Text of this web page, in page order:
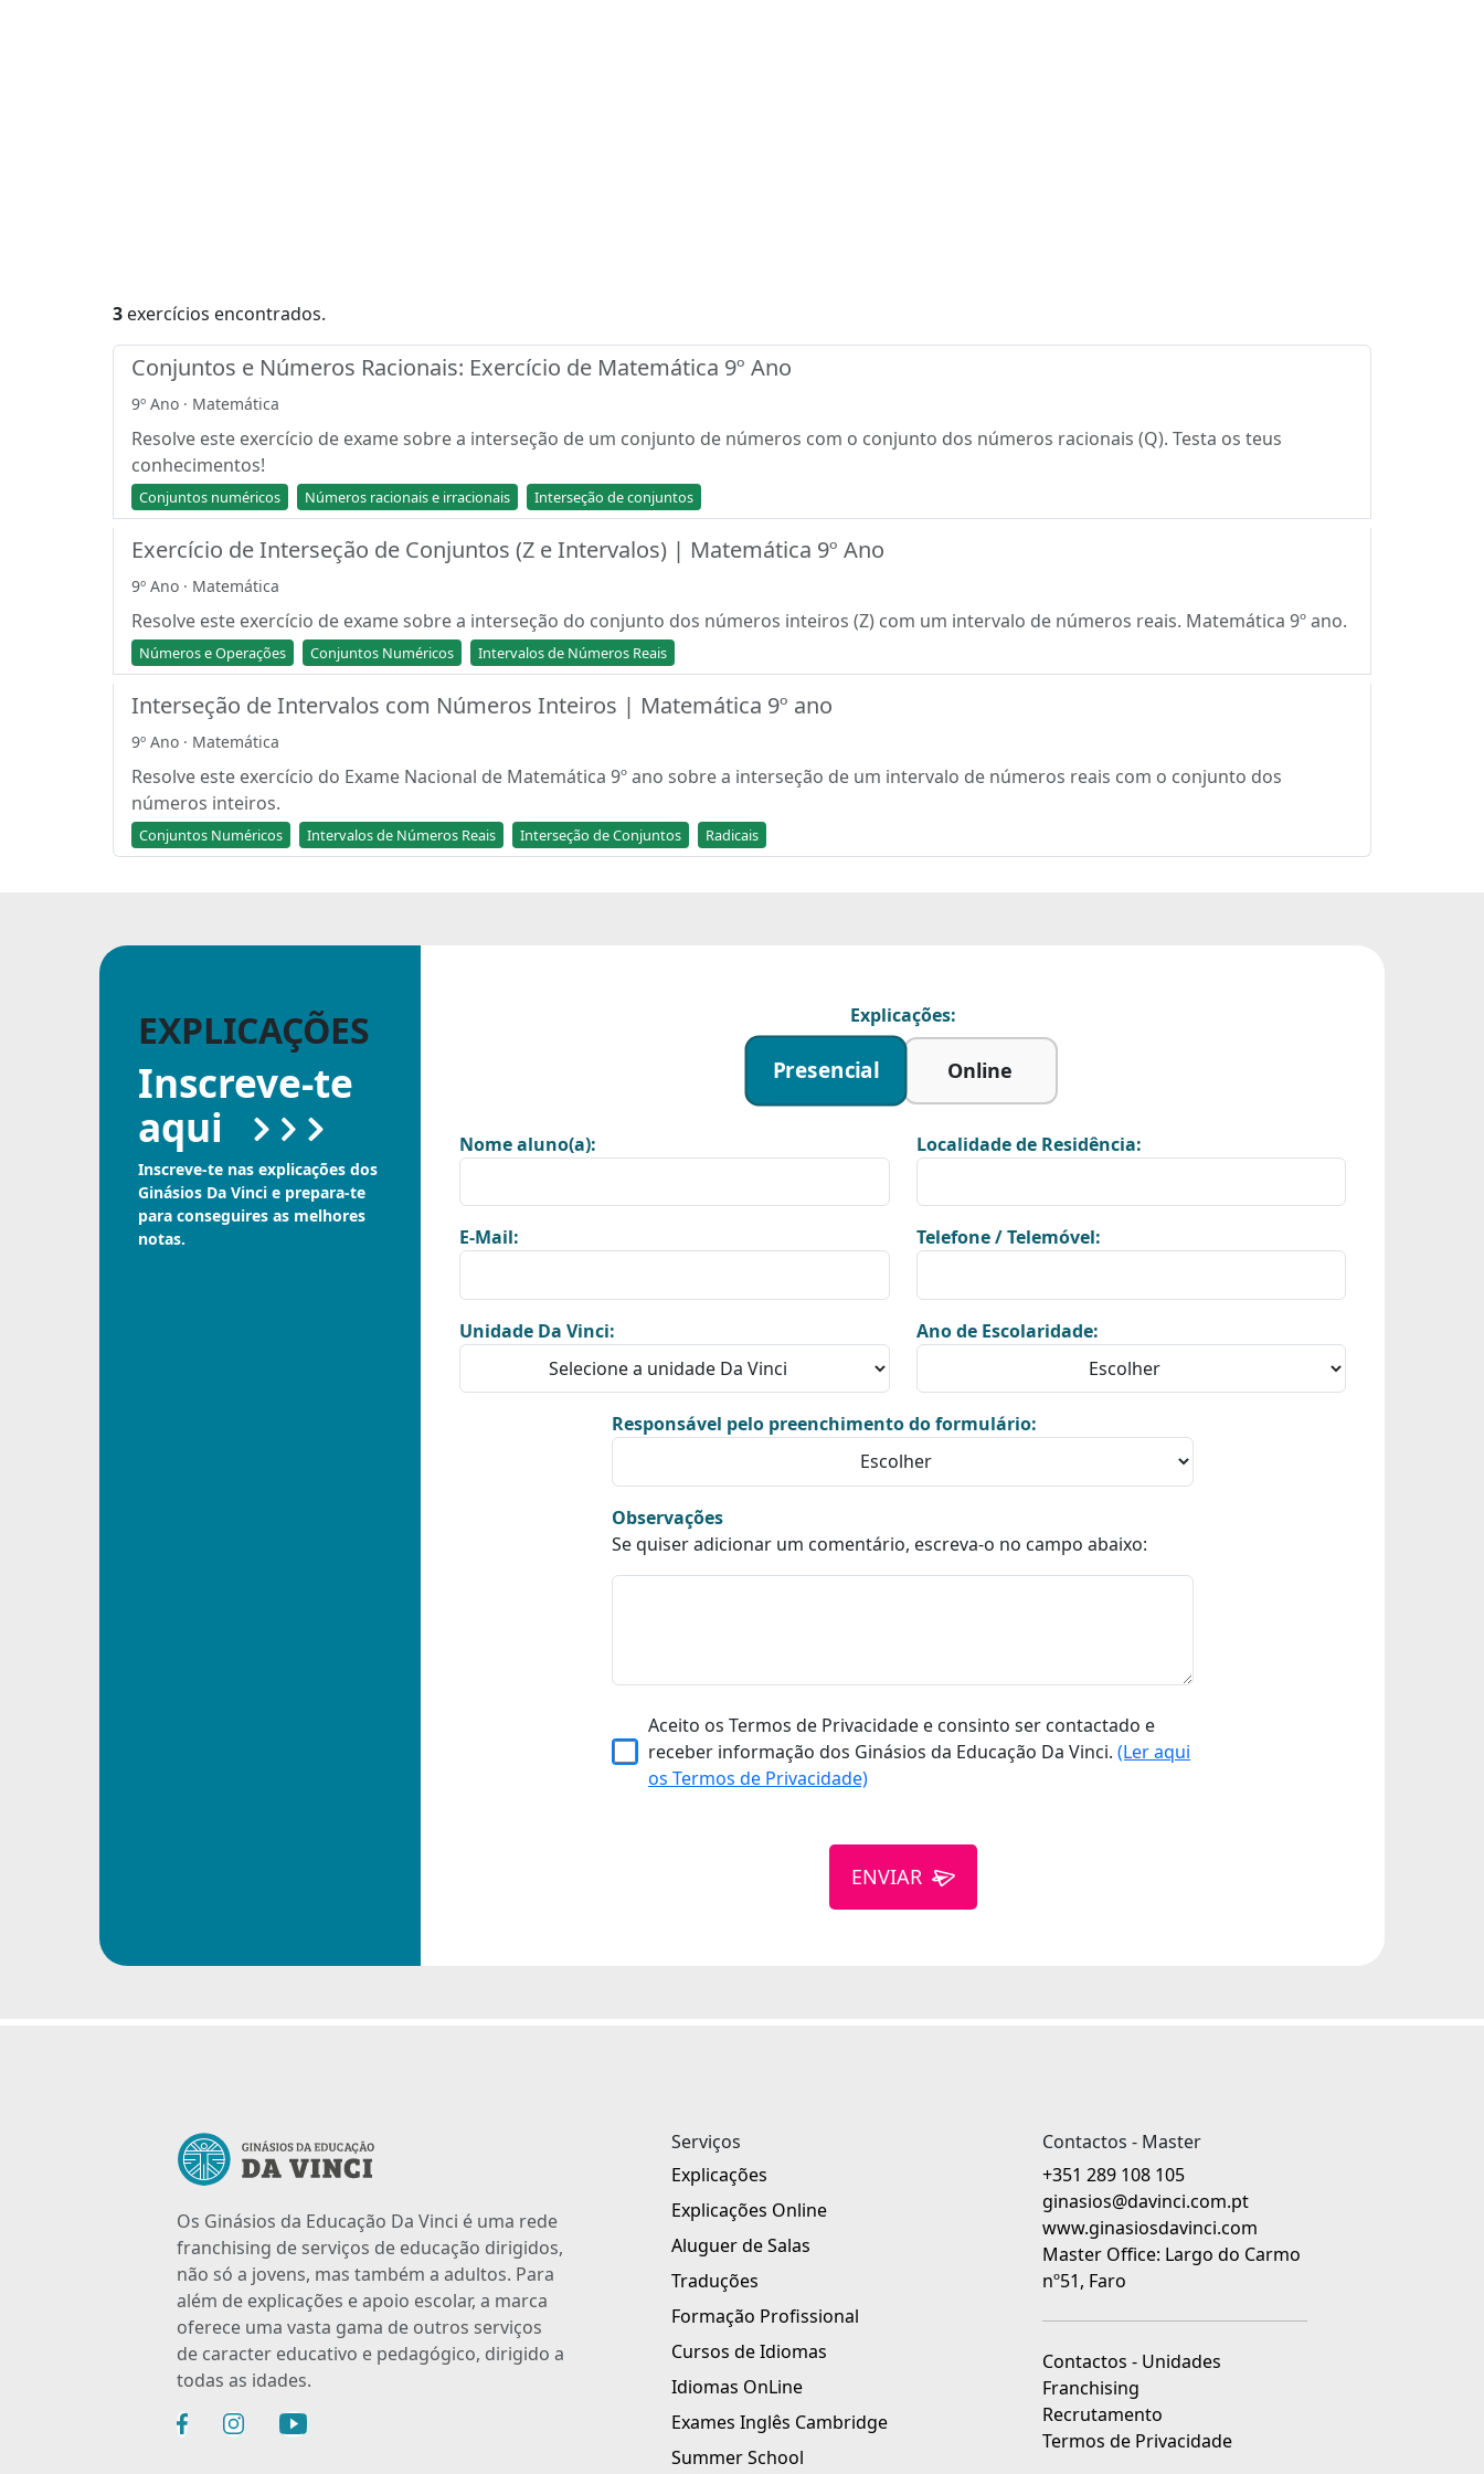
3 exercícios encontrados.
Conjuntos e Números Racionais: Exercício de Matemática 9º Ano
9º Ano · Matemática
Resolve este exercício de exame sobre a interseção de um conjunto de números com o conjunto dos números racionais (Q). Testa os teus
conhecimentos!
Conjuntos numéricos Números racionais e irracionais Interseção de conjuntos
Exercício de Interseção de Conjuntos (Z e Intervalos) | Matemática 9º Ano
9º Ano · Matemática
Resolve este exercício de exame sobre a interseção do conjunto dos números inteiros (Z) com um intervalo de números reais. Matemática 9º ano.
Números e Operações Conjuntos Numéricos Intervalos de Números Reais
Interseção de Intervalos com Números Inteiros | Matemática 9º ano
9º Ano · Matemática
Resolve este exercício do Exame Nacional de Matemática 9º ano sobre a interseção de um intervalo de números reais com o conjunto dos
números inteiros.
Conjuntos Numéricos Intervalos de Números Reais Interseção de Conjuntos Radicais
EXPLICAÇÕES
Inscreve-te
aqui
Inscreve-te nas explicações dos
Ginásios Da Vinci e prepara-te
para conseguires as melhores
notas.
Explicações:
Presencial Online
Nome aluno(a): Localidade de Residência:
E-Mail: Telefone / Telemóvel:
Unidade Da Vinci: Ano de Escolaridade:
Responsável pelo preenchimento do formulário:
Observações
Se quiser adicionar um comentário, escreva-o no campo abaixo:
Aceito os Termos de Privacidade e consinto ser contactado e
receber informação dos Ginásios da Educação Da Vinci.(Ler aqui
os Termos de Privacidade)
ENVIAR
Os Ginásios da Educação Da Vinci é uma rede
franchising de serviços de educação dirigidos,
não só a jovens, mas também a adultos. Para
além de explicações e apoio escolar, a marca
oferece uma vasta gama de outros serviços
de caracter educativo e pedagógico, dirigido a
todas as idades.
Serviços
Explicações
Explicações Online
Aluguer de Salas
Traduções
Formação Profissional
Cursos de Idiomas
Idiomas OnLine
Exames Inglês Cambridge
Summer School
Contactos - Master
+351 289 108 105
ginasios@davinci.com.pt
www.ginasiosdavinci.com
Master Office: Largo do Carmo
nº51, Faro
Contactos - Unidades
Franchising
Recrutamento
Termos de Privacidade